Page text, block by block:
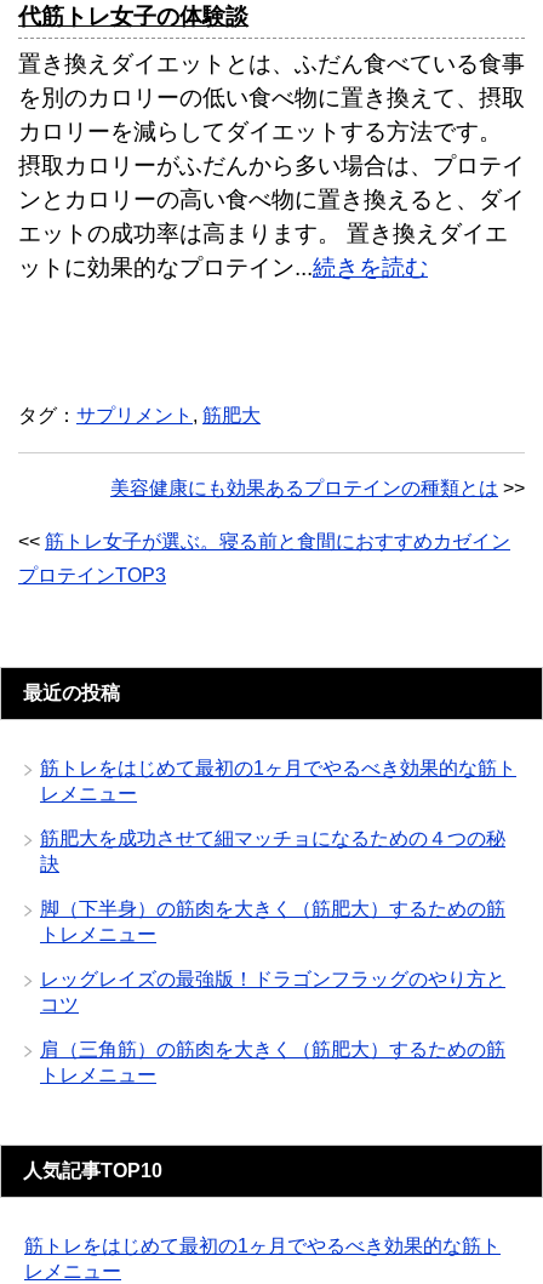
代筋トレ女子の体験談
置き換えダイエットとは、ふだん食べている食事
を別のカロリーの低い食べ物に置き換えて、摂取
カロリーを減らしてダイエットする方法です。
摂取カロリーがふだんから多い場合は、プロテイ
ンとカロリーの高い食べ物に置き換えると、ダイ
エットの成功率は高まります。 置き換えダイエ
ットに効果的なプロテイン...続きを読む
タグ： サプリメント , 筋肥大
美容健康にも効果あるプロテインの種類とは >>
<< 筋トレ女子が選ぶ。寝る前と食間におすすめカゼイン
プロテインTOP3
最近の投稿
筋トレをはじめて最初の1ヶ月でやるべき効果的な筋ト
レメニュー
筋肥大を成功させて細マッチョになるための４つの秘
訣
脚（下半身）の筋肉を大きく（筋肥大）するための筋
トレメニュー
レッグレイズの最強版！ドラゴンフラッグのやり方と
コツ
肩（三角筋）の筋肉を大きく（筋肥大）するための筋
トレメニュー
人気記事TOP10
筋トレをはじめて最初の1ヶ月でやるべき効果的な筋ト
レメニュー